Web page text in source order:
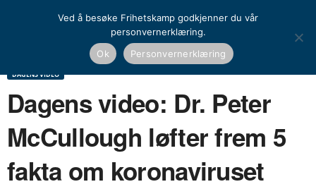
Dagens video: Dr. Peter McCullough løfter frem 5 fakta om
DAGENS VIDEO
Dagens video: Dr. Peter
McCullough løfter frem 5
fakta om koronaviruset
Ved å besøke Frihetskamp godkjenner du vår
personvernerklæring.
Ok
Personvernerklæring